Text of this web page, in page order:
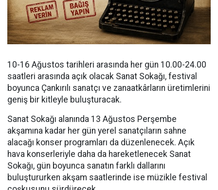
10-16 Ağustos tarihleri arasında her gün 10.00-24.00
saatleri arasında açık olacak Sanat Sokağı, festival
boyunca Çankırılı sanatçı ve zanaatkârların üretimlerini
geniş bir kitleyle buluşturacak.
Sanat Sokağı alanında 13 Ağustos Perşembe
akşamına kadar her gün yerel sanatçıların sahne
alacağı konser programları da düzenlenecek. Açık
hava konserleriyle daha da hareketlenecek Sanat
Sokağı, gün boyunca sanatın farklı dallarını
buluştururken akşam saatlerinde ise müzikle festival